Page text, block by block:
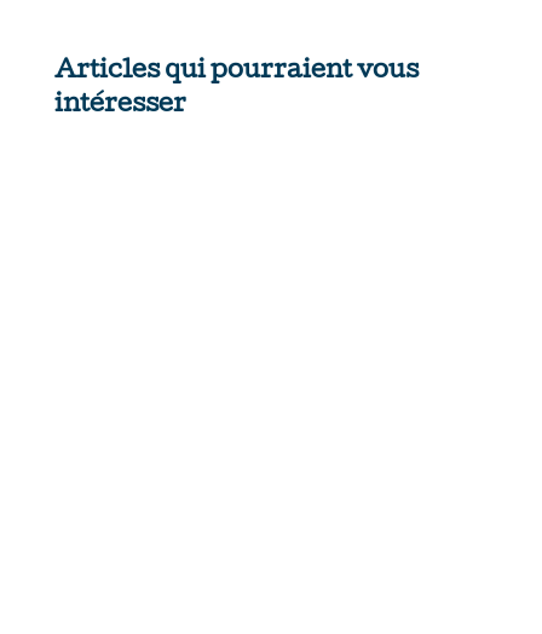
Articles qui pourraient vous
intéresser